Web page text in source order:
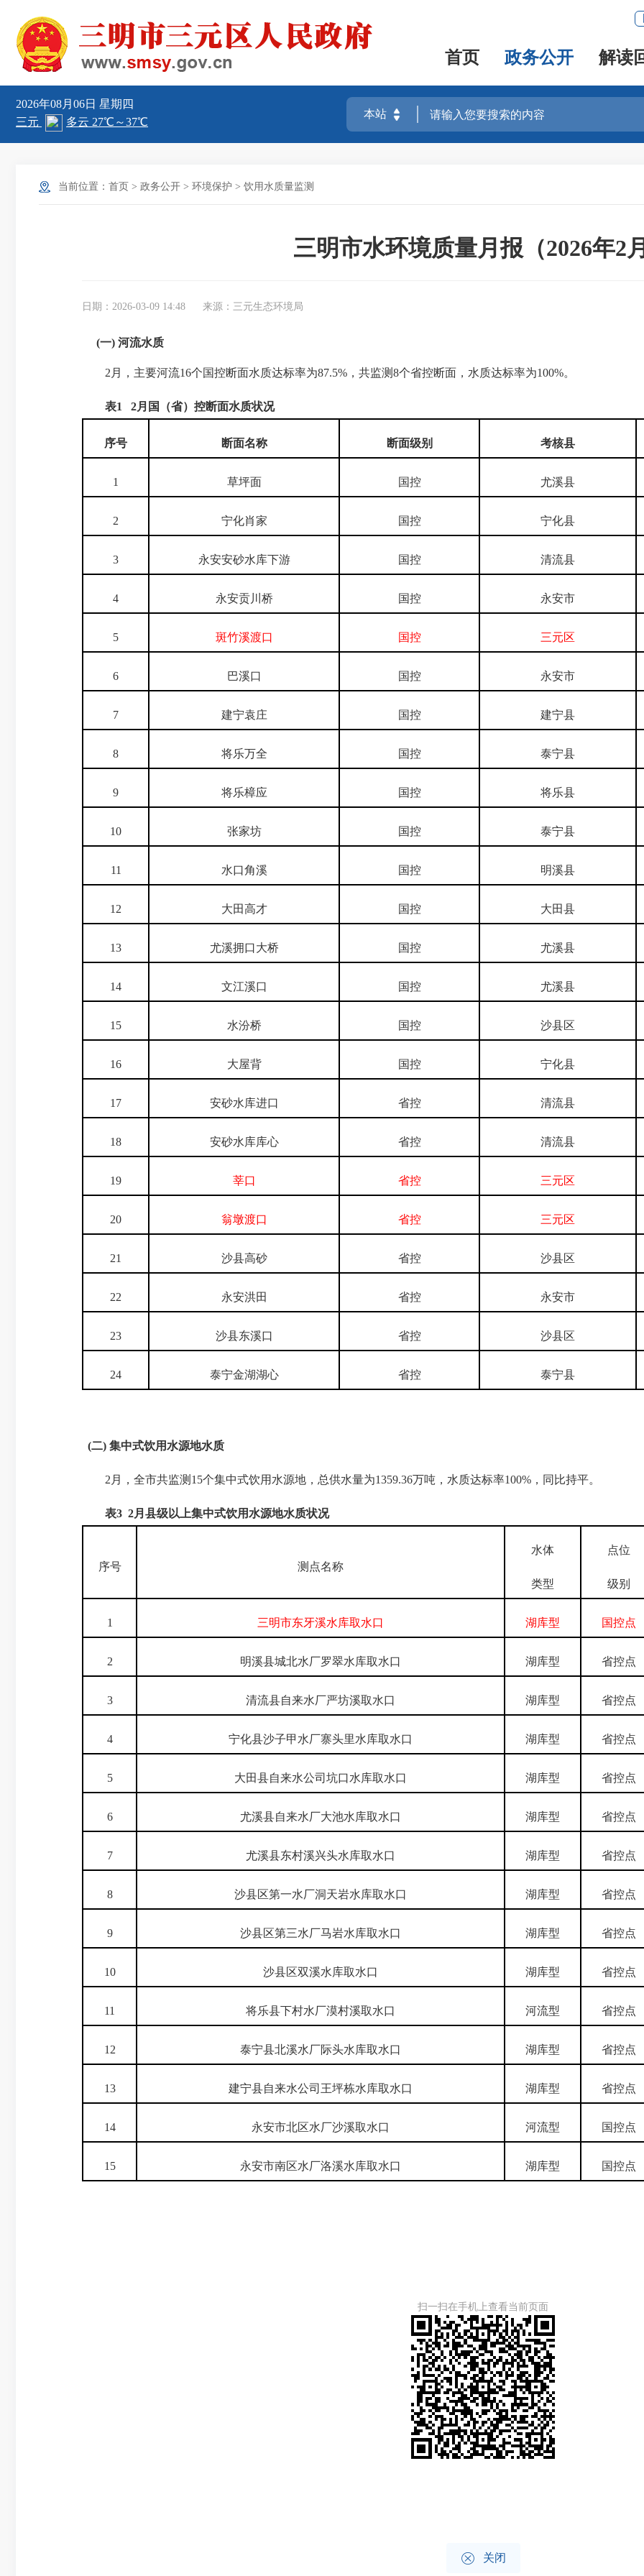
首页 政务公开 解读
2026年08月06日 星期四
当前位置： 首页 > 政务公开 > 环境保护 > 饮用水质量监测
三明市水环境质量月报（2026年2月
日期：2026-03-09 14:48 来源：三元生态环境局
(一) 河流水质
2 月，主要河流16个国控断面水质达标率为87.5% ，共监测8个省控断面，水质达标率为100%。
表1 2月国（省）控断面水质状况
序号 断面名称 断面级别 考核县
1 草坪面 国控 尤溪县
2 宁化肖家 国控 宁化县
3 永安安砂水库下游 国控 清流县
4 永安贡川桥 国控 永安市
5 斑竹溪渡口 国控 三元区
6 巴溪口 国控 永安市
7 建宁袁庄 国控 建宁县
8 将乐万全 国控 泰宁县
9 将乐樟应 国控 将乐县
10 张家坊 国控 泰宁县
11 水口角溪 国控 明溪县
12 大田高才 国控 大田县
13 尤溪拥口大桥 国控 尤溪县
14 文江溪口 国控 尤溪县
15 水汾桥 国控 沙县区
16 大屋背 国控 宁化县
17 安砂水库进口 省控 清流县
18 安砂水库库心 省控 清流县
19 莘口 省控 三元区
20 翁墩渡口 省控 三元区
21 沙县高砂 省控 沙县区
22 永安洪田 省控 永安市
23 沙县东溪口 省控 沙县区
24 泰宁金湖湖心 省控 泰宁县
(二) 集中式饮用水源地水质
2 月，全市共监测 15个集中式饮用水源地，总供水量为1359.36万吨，水质达标率100% ，同比持平。
表3 2月县级以上集中式饮用水源地水质状况
序号 测点名称
水体
类型
点位
级别
1 三明市东牙溪水库取水口 湖库型 国控点
2 明溪县城北水厂罗翠水库取水口 湖库型 省控点
3 清流县自来水厂严坊溪取水口 湖库型 省控点
4 宁化县沙子甲水厂寨头里水库取水口 湖库型 省控点
5 大田县自来水公司坑口水库取水口 湖库型 省控点
6 尤溪县自来水厂大池水库取水口 湖库型 省控点
7 尤溪县东村溪兴头水库取水口 湖库型 省控点
8 沙县区第一水厂洞天岩水库取水口 湖库型 省控点
9 沙县区第三水厂马岩水库取水口 湖库型 省控点
10 沙县区双溪水库取水口 湖库型 省控点
11 将乐县下村水厂漠村溪取水口 河流型 省控点
12 泰宁县北溪水厂际头水库取水口 湖库型 省控点
13 建宁县自来水公司王坪栋水库取水口 湖库型 省控点
14 永安市北区水厂沙溪取水口 河流型 国控点
15 永安市南区水厂洛溪水库取水口 湖库型 国控点
扫一扫在手机上查看当前页面
 关闭